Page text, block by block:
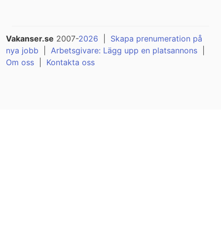
Vakanser.se 2007-2026
Skapa prenumeration på
nya jobb
Arbetsgivare: Lägg upp en platsannons
Om oss
Kontakta oss